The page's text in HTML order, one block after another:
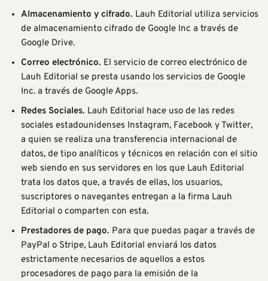
Almacenamiento y cifrado. Lauh Editorial utiliza servicios
de almacenamiento cifrado de Google Inc a través de
Google Drive.
Correo electrónico. El servicio de correo electrónico de
Lauh Editorial se presta usando los servicios de Google
Inc.a través de Google Apps.
Redes Sociales. Lauh Editorial hace uso de las redes
sociales estadounidenses Instagram, Facebook y Twitter,
a quien se realiza una transferencia internacional de
datos, de tipo analíticos y técnicos en relación con el sitio
web siendo en sus servidores en los que Lauh Editorial
trata los datos que, a través de ellas, los usuarios,
suscriptores o navegantes entregan a la firma Lauh
Editorial o comparten con esta.
Prestadores de pago. Para que puedas pagar a través de
PayPal o Stripe, Lauh Editorial enviará los datos
estrictamente necesarios de aquellos a estos
procesadores de pago para la emisión de la